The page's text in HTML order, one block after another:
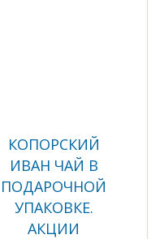
КОПОРСКИЙ
ИВАН ЧАЙ В
ПОДАРОЧНОЙ
УПАКОВКЕ.
АКЦИИ